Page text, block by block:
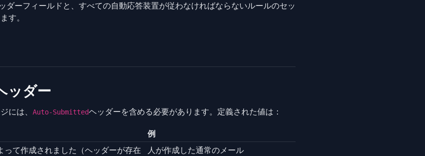
ダーフィールドと、すべての自動応答装置が従わなければならないルールのセッ
す。
ダー
には、 Auto-Submittedヘッダーを含める必要があります。定義された値は：
例
って作成されました（ヘッダーが存在
人が作成した通常のメール